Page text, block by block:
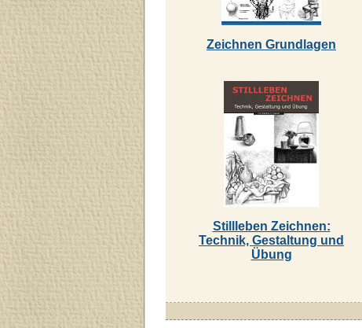
Zeichnen Grundlagen
Stillleben Zeichnen:
Technik, Gestaltung und
Übung